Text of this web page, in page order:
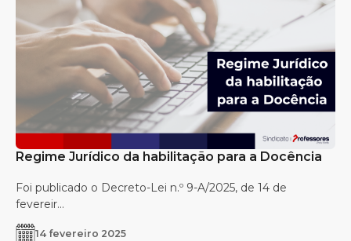
Regime Jurídico da habilitação para a Docência
Foi publicado o Decreto-Lei n.º 9-A/2025, de 14 de
fevereir...
14 fevereiro 2025